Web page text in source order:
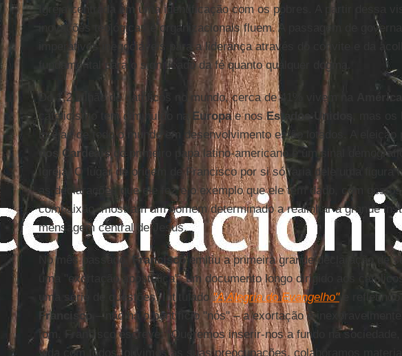
Igreja centrada em uma identificação com os pobres. A partir dessa
inovações teológicas e organizacionais fluem. A passagem de
imperativos inegociáveis para a liderança através do convite e da
fundamental para o significado da fé quanto qualquer dogma.
Do 1,2 bilhão de católicos no mundo, cerca de 41% vivem na
catolicismo tem diminuído na
Europae nosEstados Unidos
, mas
igrejas de todo o mundo em desenvolvimento estão lotados. A eleição
dos Cardeaisdo primeiro papa latino-americano é um sinal
Igreja. O lugar de origem de Francisco por si só faria dele uma figura
as declarações que ele fez e o exemplo que ele tem dado, com
compaixão, mostram um homem determinado a realinhar a grande
mensagem central de Jesus.
No mês passado,Franciscoemitiu a primeira grande declaração de
uma "exortação apostólica", um documento longo dirigido aos
uma série de questões. Intitulado"A Alegria do Evangelho"e refletindo
Francisco
– não há o pontifício "nós" – a exortação é
tom. Francisco escreve: "Queremos inserir-nos a fundo na
vida com todos, ouvimos as suas preocupações, colaboramos material